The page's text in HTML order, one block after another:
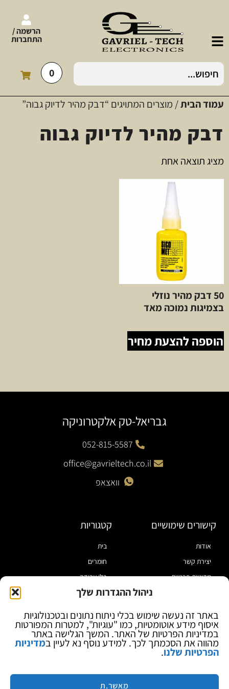
ניהול ההגדרות שלך
באתר זה נעשה שימוש בכלי ניתוח נתונים ובטכנולוגיות
איסוף מידע אוטומטיות, כמו "עוגיות", למטרות המפורטות
במדיניות הפרטיות של האתר. המשך הגלישה באתר
מהווה את הסכמתך לכך. למידע נוסף נא לעיין במדיניות
הפרטיות שלנו.
מאשר.ת
הרשמה /
התחברות
0
עמוד הבית/ מוצרים המתויגים “דבק מהיר לדיוק גבוה”
דבק מהיר לדיוק גבוה
מציג תוצאה אחת
50 דבק מהיר נוזלי
בצמיגות נמוכה מאד
הוספה להצעת מחיר
גבריאל-טק אלקטרוניקה
052-815-5587
office@gavrieltech.co.il
וואצאפ
קישורים שימושיים
אודות
יצירת קשר
מדיניות פרטיות
בלוג
קטגוריות
בית
חומרים
כלי עבודה
מוצרי הלחמה
ספקי כח ומודדים
ציוד אופטי להגדלה
מותגים